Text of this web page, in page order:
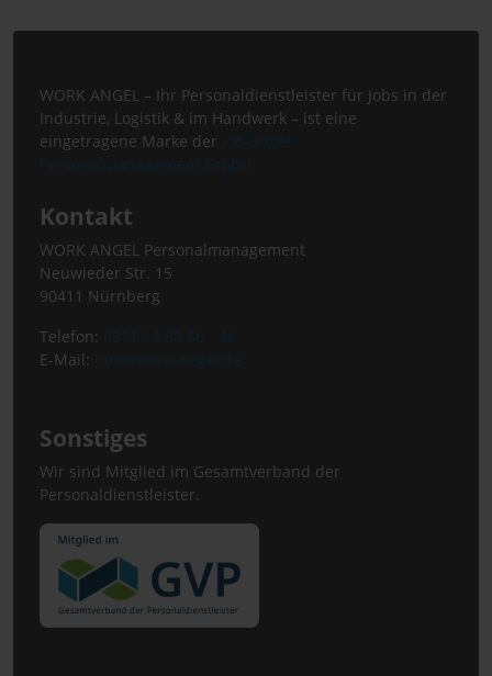
WORK ANGEL – Ihr Personaldienstleister für Jobs in der
Industrie, Logistik & im Handwerk – ist eine
eingetragene Marke der
job-angel
Personalmanagement GmbH
Kontakt
WORK ANGEL Personalmanagement
Neuwieder Str. 15
90411 Nürnberg
Telefon:
0911 14 88 56 - 46
E-Mail:
info@work-angel.de
Sonstiges
Wir sind Mitglied im Gesamtverband der
Personaldienstleister.